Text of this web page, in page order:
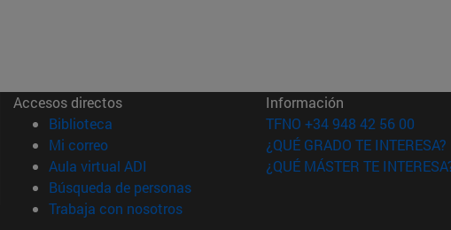
Accesos directos
Biblioteca (abre en nueva ventana)
Mi correo(abre en nueva ventana)
Aula virtual ADI (abre en nueva ventana)
Búsqueda de personas(abre en nueva ventana)
Trabaja con nosotros(abre en nueva ventana)
Información
TFNO +34 948 42 56 00
¿QUÉ GRADO TE INTERESA?
¿QUÉ MÁSTER TE